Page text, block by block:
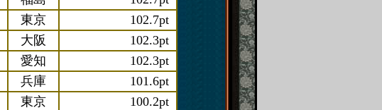
東京
102.7pt
大阪
102.3pt
愛知
102.3pt
兵庫
101.6pt
東京 100.2pt